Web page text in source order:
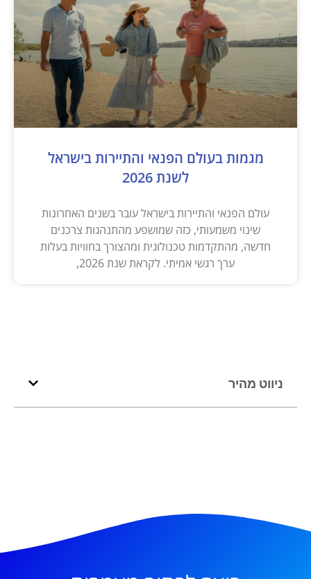
מגמות בעולם הפנאי והתיירות בישראל
לשנת 2026
עולם הפנאי והתיירות בישראל עובר בשנים האחרונות
שינוי משמעותי, כזה שמושפע מהתנהגות צרכנים
חדשה, מהתקדמות טכנולוגית ומהצורך בחוויות בעלות
ערך רגשי אמיתי. לקראת שנת 2026,
ניווט מהיר